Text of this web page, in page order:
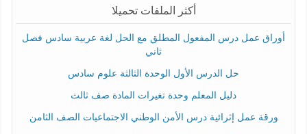
أكثر الملفات تحميلا
أوراق عمل درس المفعول المطلق مع الحل لغة عربية سادس فصل
ثاني
حل الدرس الأول الوحدة الثالثة علوم سادس
دليل المعلم وحدة تغيرات المادة صف ثالث
ورقة عمل إثرائية درس الأمن الوطني الاجتماعيات الصف الثامن